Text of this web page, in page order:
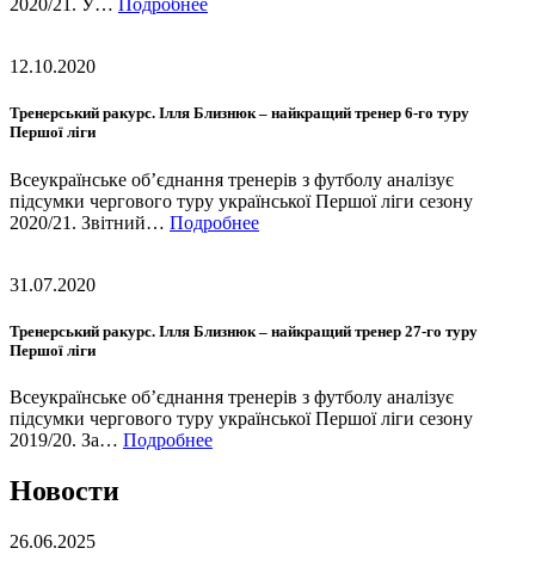
2020/21. У… Подробнее
12.10.2020
Тренерський ракурс. Ілля Близнюк – найкращий тренер 6-го туру
Першої ліги
Всеукраїнське об’єднання тренерів з футболу аналізує
підсумки чергового туру української Першої ліги сезону
2020/21. Звітний… Подробнее
31.07.2020
Тренерський ракурс. Ілля Близнюк – найкращий тренер 27-го туру
Першої ліги
Всеукраїнське об’єднання тренерів з футболу аналізує
підсумки чергового туру української Першої ліги сезону
2019/20. За… Подробнее
Новости
26.06.2025